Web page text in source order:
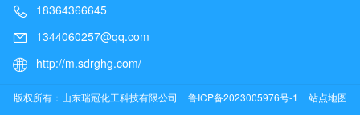
18364366645
1344060257@qq.com
http://m.sdrghg.com/
版权所有：山东瑞冠化工科技有限公司 鲁ICP备2023005976号-1 站点地图